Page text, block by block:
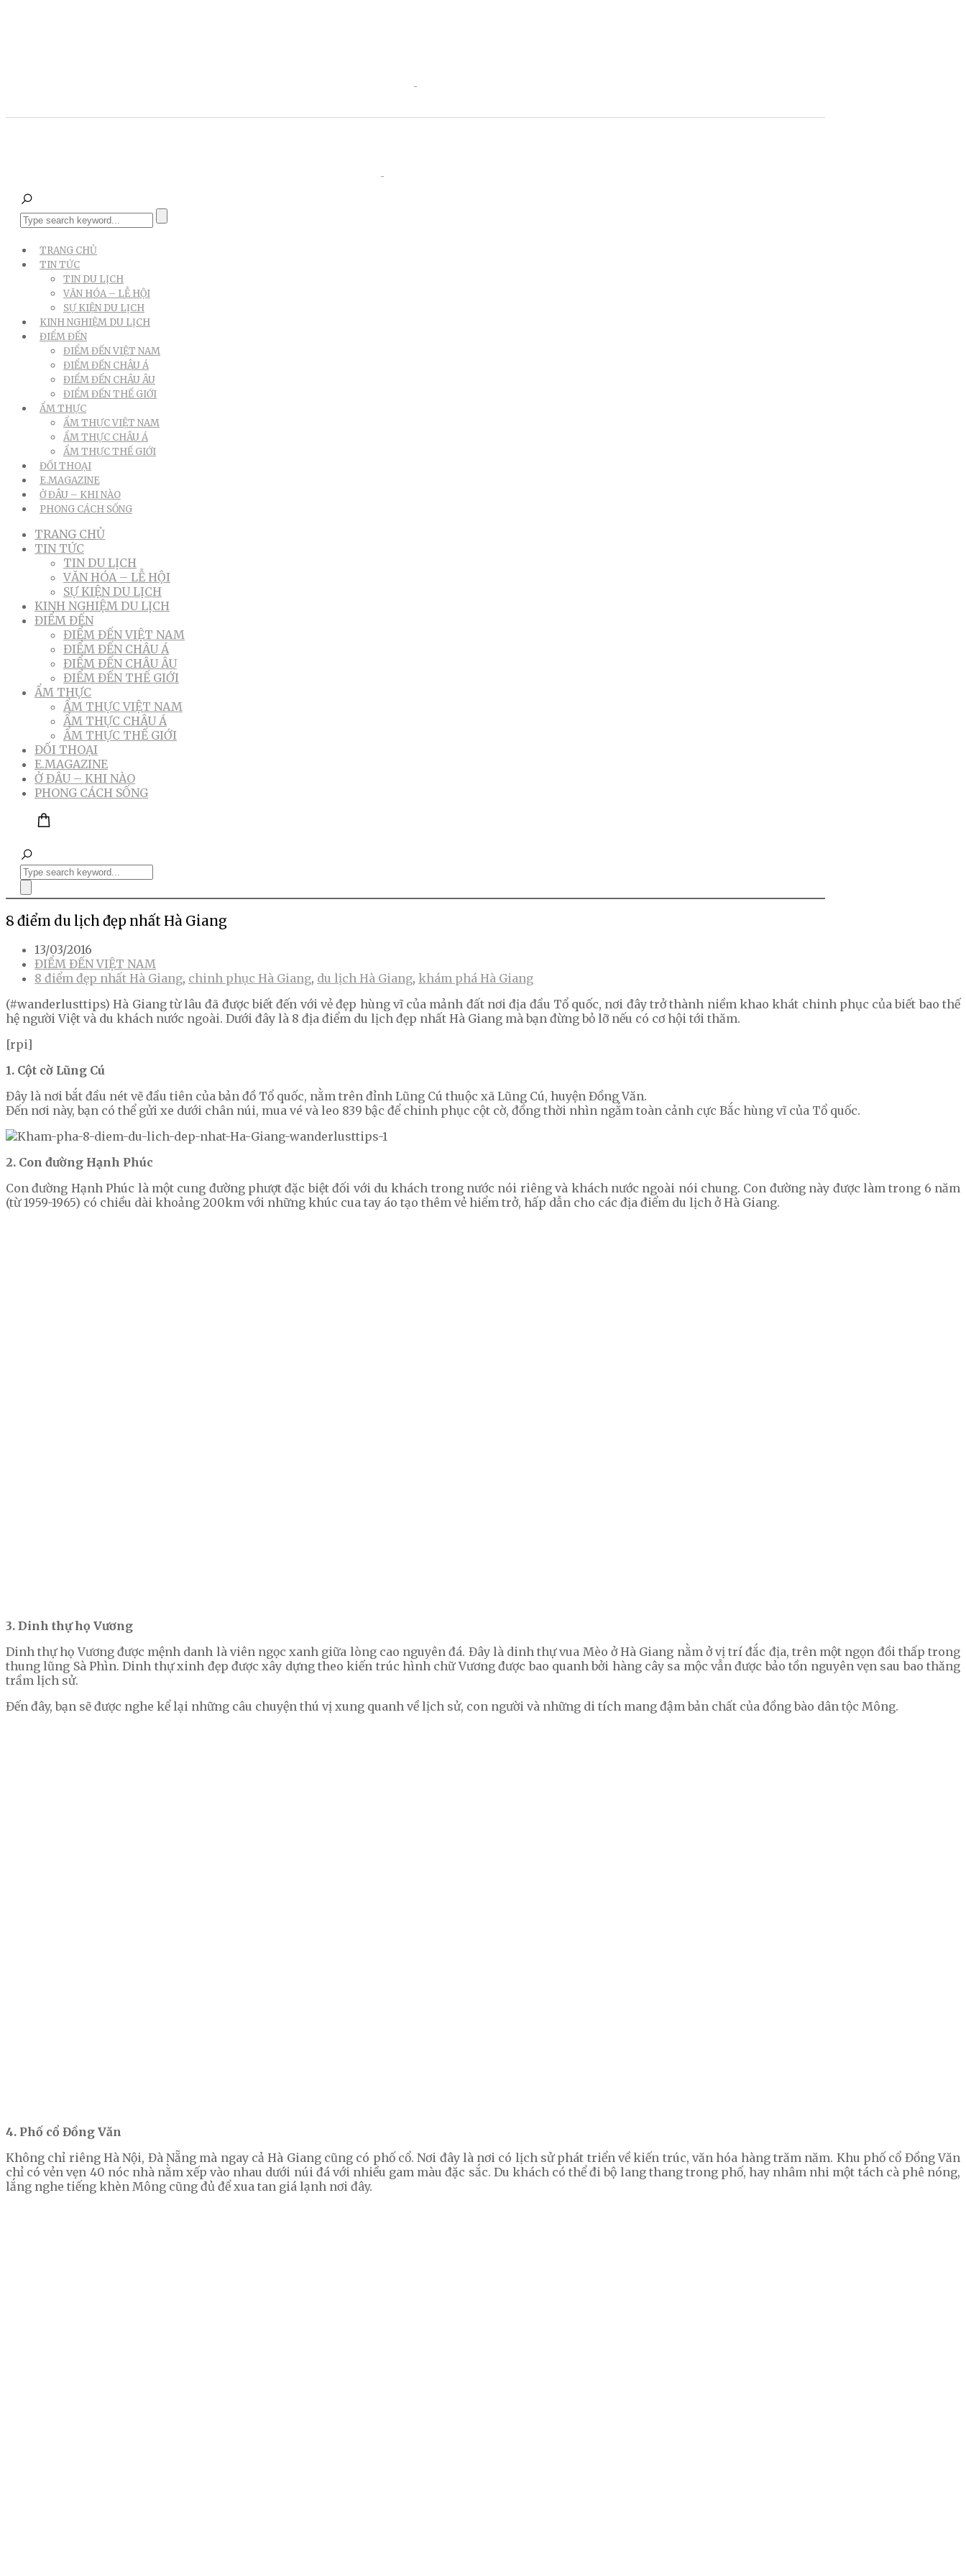
TRANG CHỦ
TIN TỨC
TIN DU LỊCH
VĂN HÓA – LỄ HỘI
SỰ KIỆN DU LỊCH
KINH NGHIỆM DU LỊCH
ĐIỂM ĐẾN
ĐIỂM ĐẾN VIỆT NAM
ĐIỂM ĐẾN CHÂU Á
ĐIỂM ĐẾN CHÂU ÂU
ĐIỂM ĐẾN THẾ GIỚI
ẨM THỰC
ẨM THỰC VIỆT NAM
ẨM THỰC CHÂU Á
ẨM THỰC THẾ GIỚI
ĐỐI THOẠI
E.MAGAZINE
Ở ĐÂU – KHI NÀO
PHONG CÁCH SỐNG
TRANG CHỦ
TIN TỨC
TIN DU LỊCH
VĂN HÓA – LỄ HỘI
SỰ KIỆN DU LỊCH
KINH NGHIỆM DU LỊCH
ĐIỂM ĐẾN
ĐIỂM ĐẾN VIỆT NAM
ĐIỂM ĐẾN CHÂU Á
ĐIỂM ĐẾN CHÂU ÂU
ĐIỂM ĐẾN THẾ GIỚI
ẨM THỰC
ẨM THỰC VIỆT NAM
ẨM THỰC CHÂU Á
ẨM THỰC THẾ GIỚI
ĐỐI THOẠI
E.MAGAZINE
Ở ĐÂU – KHI NÀO
PHONG CÁCH SỐNG
8 điểm du lịch đẹp nhất Hà Giang
13/03/2016
ĐIỂM ĐẾN VIỆT NAM
8 điểm đẹp nhất Hà Giang, chinh phục Hà Giang, du lịch Hà Giang, khám phá Hà Giang
(#wanderlusttips) Hà Giang từ lâu đã được biết đến với vẻ đẹp hùng vĩ của mảnh đất nơi địa đầu Tổ quốc, nơi đây trở thành niềm khao khát chinh phục của biết bao thế
hệ người Việt và du khách nước ngoài. Dưới đây là 8 địa điểm du lịch đẹp nhất Hà Giang mà bạn đừng bỏ lỡ nếu có cơ hội tới thăm.
[rpi]
1. Cột cờ Lũng Cú
Đây là nơi bắt đầu nét vẽ đầu tiên của bản đồ Tổ quốc, nằm trên đỉnh Lũng Cú thuộc xã Lũng Cú, huyện Đồng Văn.
Đến nơi này, bạn có thể gửi xe dưới chân núi, mua vé và leo 839 bậc để chinh phục cột cờ, đồng thời nhìn ngắm toàn cảnh cực Bắc hùng vĩ của Tổ quốc.
2. Con đường Hạnh Phúc
Con đường Hạnh Phúc là một cung đường phượt đặc biệt đối với du khách trong nước nói riêng và khách nước ngoài nói chung. Con đường này được làm trong 6 năm
(từ 1959-1965) có chiều dài khoảng 200km với những khúc cua tay áo tạo thêm vẻ hiểm trở, hấp dẫn cho các địa điểm du lịch ở Hà Giang.
3. Dinh thự họ Vương
Dinh thự họ Vương được mệnh danh là viên ngọc xanh giữa lòng cao nguyên đá. Đây là dinh thự vua Mèo ở Hà Giang nằm ở vị trí đắc địa, trên một ngọn đồi thấp trong
thung lũng Sà Phìn. Dinh thự xinh đẹp được xây dựng theo kiến trúc hình chữ Vương được bao quanh bởi hàng cây sa mộc vẫn được bảo tồn nguyên vẹn sau bao thăng
trầm lịch sử.
Đến đây, bạn sẽ được nghe kể lại những câu chuyện thú vị xung quanh về lịch sử, con người và những di tích mang đậm bản chất của đồng bào dân tộc Mông.
4. Phố cổ Đồng Văn
Không chỉ riêng Hà Nội, Đà Nẵng mà ngay cả Hà Giang cũng có phố cổ. Nơi đây là nơi có lịch sử phát triển về kiến trúc, văn hóa hàng trăm năm. Khu phố cổ Đồng Văn
chỉ có vẻn vẹn 40 nóc nhà nằm xếp vào nhau dưới núi đá với nhiều gam màu đặc sắc. Du khách có thể đi bộ lang thang trong phố, hay nhâm nhi một tách cà phê nóng,
lắng nghe tiếng khèn Mông cũng đủ để xua tan giá lạnh nơi đây.